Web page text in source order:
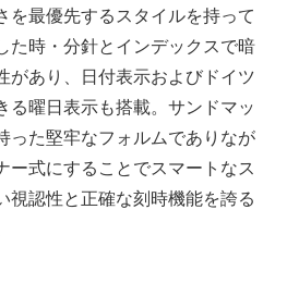
を最優先するスタイルを持って
た時・分針とインデックスで暗
があり、日付表示およびドイツ
る曜日表示も搭載。サンドマッ
った堅牢なフォルムでありなが
ー式にすることでスマートなス
視認性と正確な刻時機能を誇る